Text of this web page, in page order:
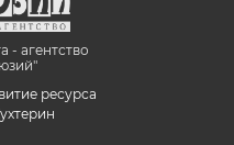
- агентство
ресурса